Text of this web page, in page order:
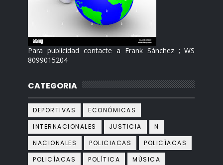
Para publicidad contacte a Frank Sànchez ; WS
8099015204
CATEGORIA
DEPORTIVAS
ECONÓMICAS
INTERNACIONALES
JUSTICIA
N
NACIONALES
POLICIACAS
POLICÌACAS
POLICÍACAS
POLÍTICA MÙSICA